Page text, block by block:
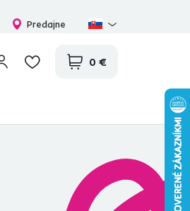
Predajne
0 €